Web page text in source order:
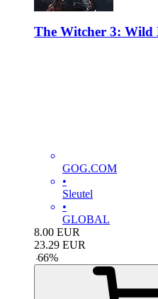
The Witcher 3: Wild
GOG.COM
•
Sleutel
•
GLOBAL
8.00 EUR
23.29 EUR
-66%